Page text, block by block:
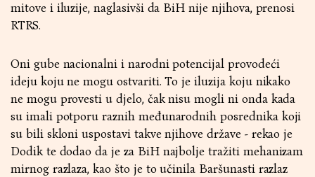
mitove i iluzije, naglasivši da BiH nije njihova, prenosi
RTRS.
Oni gube nacionalni i narodni potencijal provodeći
ideju koju ne mogu ostvariti. To je iluzija koju nikako
ne mogu provesti u djelo, čak nisu mogli ni onda kada
su imali potporu raznih međunarodnih posrednika koji
su bili skloni uspostavi takve njihove države - rekao je
Dodik te dodao da je za BiH najbolje tražiti mehanizam
mirnog razlaza, kao što je to učinila Baršunasti razlaz